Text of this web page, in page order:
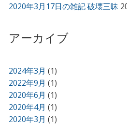
2020年3月17日の雑記 破壊三昧
アーカイブ
2024年3月 (1)
2022年9月 (1)
2020年6月 (1)
2020年4月 (1)
2020年3月 (1)